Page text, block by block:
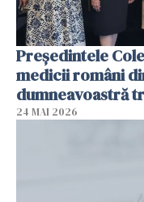
Președintele
medicii români
dumneavoastră
24 MAI 2026